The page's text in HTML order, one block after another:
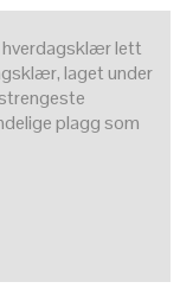
hverdagsklær lett
laget under
plagg som